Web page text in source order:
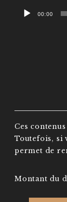
Audio
00:00
Ces
Toutefois, si
permet de
Montant du